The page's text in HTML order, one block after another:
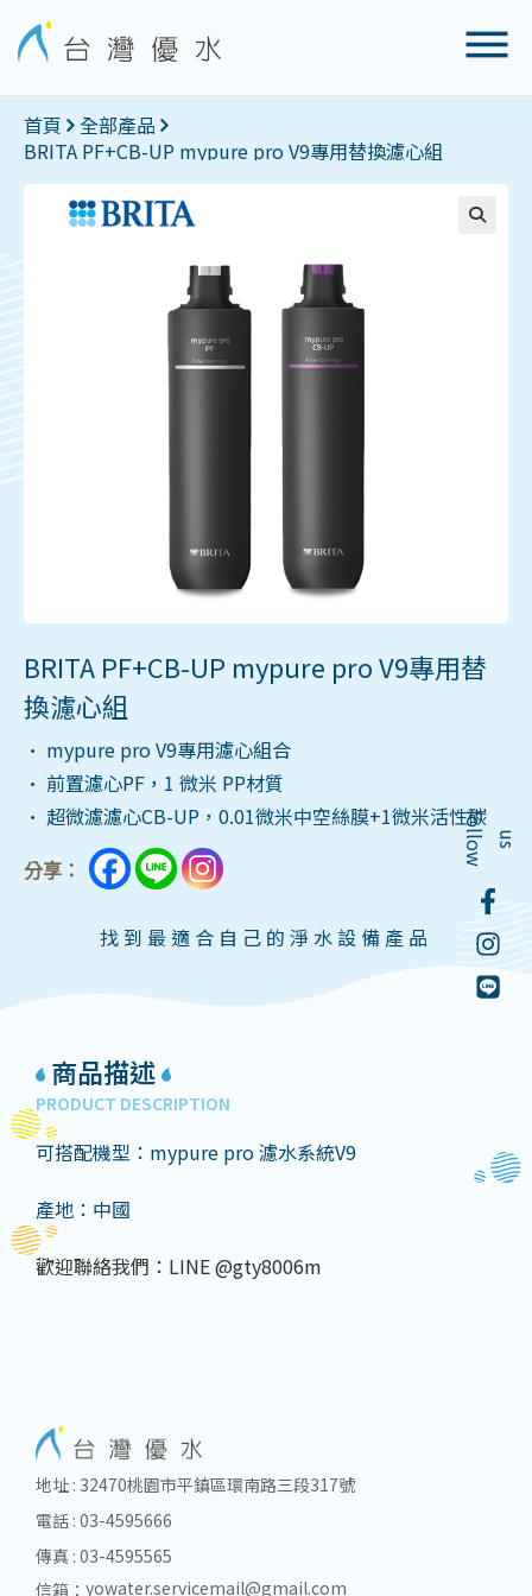
f
o l
l
o
w u
s
首頁
全部產品
BRITA PF+CB-UP mypure pro V9專用替換濾心組
BRITA PF+CB-UP mypure pro V9專用替
換濾心組
• mypure pro V9專用濾心組合
• 前置濾心PF，1 微米 PP材質
• 超微濾濾心CB-UP，0.01微米中空絲膜+1微米活性碳
分享：
找到最適合自己的淨水設備產品
商品描述
PRODUCT DESCRIPTION
可搭配機型：mypure pro 濾水系統V9
產地：中國
歡迎聯絡我們：LINE @gty8006m
地址 : 32470桃園市平鎮區環南路三段317號
電話 : 03-4595666
傳真 : 03-4595565
信箱： yowater.servicemail@gmail.com